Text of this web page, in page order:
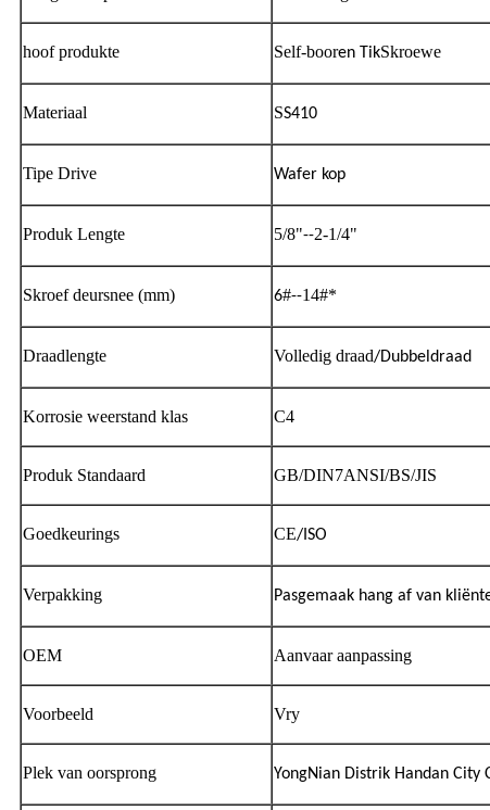
hoof produkte Self-booren TikSkroewe
Materiaal SS410
Tipe Drive Wafer kop
Produk Lengte 5/8"--2-1/4"
Skroef deursnee (mm) 6#--14#*
Draadlengte Volledig draad/Dubbeldraad
Korrosie weerstand klas C4
Produk Standaard GB/DIN7ANSI/BS/JIS
Goedkeurings CE/ISO
Verpakking Pasgemaak hang af van
OEM Aanvaar aanpassing
Voorbeeld Vry
Plek van oorsprong YongNian Distrik Handan City